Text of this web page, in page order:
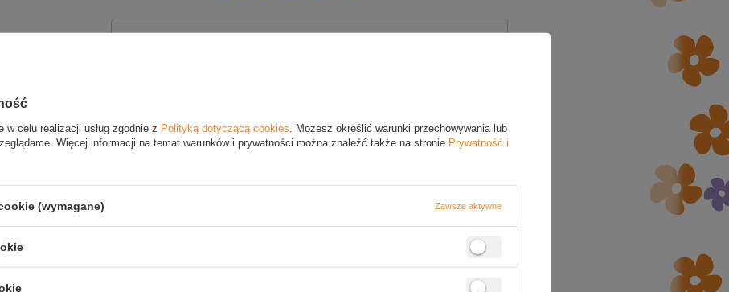
Dodaj własne zdjęcie
produktu:
celu realizacji usług zgodnie z Polityką dotyczącą cookies . Możesz określić warunki przechowywania lub
Więcej informacji na temat warunków i prywatności można znaleźć także na stronie Prywatność i
(wymagane) Zawsze aktywne